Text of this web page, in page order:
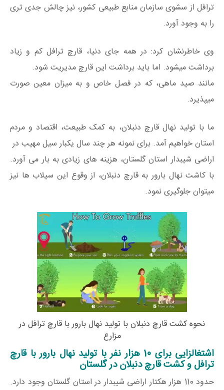
ترافل از سشوی سازمان منابع طبیعی کشور، نیز چالش جدی تری
را به وجود آورد.
وی خاطرنشان کرد: در همه جای دنیا، قارچ ترافل کم و زیاد
برداشت میشود. اما باید برداشت این قارچ مدیریت شود.
مانند صید ماهی، که در فصل خاص و به میزان معین صورت
میپذیرد.
ما با تولید نهال قارچ دنبلان، به کمک طبیعت، اقتصاد و مردم
استان خواهیم آمد. برای نمونه هر چند سال یکبار سیل مهیب در
اراضی شیبدار استان گلستان، هزینه های زیادی به بار می آورد.
با کاشت نهال بارور به قارچ دنبلان، از وقوع این سیلاب ها نیز
میتوان جلوگیری نمود.
نحوه کشت قارچ دنبلان با تولید نهال بارور با قارچ ترافل در
مزارع
اشتغالزایی برای 10 هزار نفر با تولید نهال بارور با قارچ
ترافل و کشت قارچ دنبلان در گلستان
حدود 110 هزار هکتار اراضی شیبدار در استان گلستان وجود دارد.